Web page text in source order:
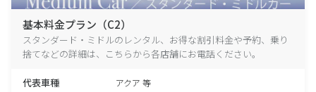
基本料金プラン（C2）
スタンダード・ミドルのレンタル、お得な割引料金や予約、乗り
捨てなどの詳細は、こちらから各店舗にお電話ください。
代表車種 アクア 等